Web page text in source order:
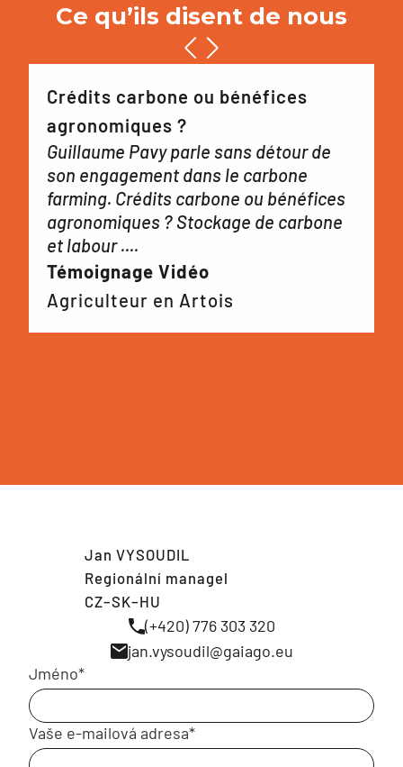
Ce qu’ils disent de nous
Crédits carbone ou bénéfices
agronomiques ?
Guillaume Pavy parle sans détour de
son engagement dans le carbone
farming. Crédits carbone ou bénéfices
agronomiques ? Stockage de carbone
et labour ....
Témoignage Vidéo
Agriculteur en Artois
Jan VYSOUDIL
Regionální managel
CZ–SK–HU
(+420) 776 303 320
jan.vysoudil@gaiago.eu
Jméno*
Vaše e-mailová adresa*